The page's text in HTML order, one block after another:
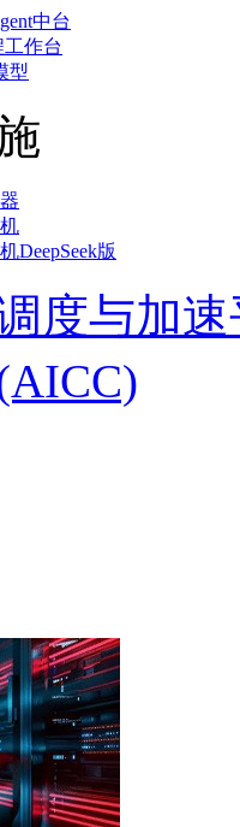
中台
作台
型
DeepSeek版
度与加